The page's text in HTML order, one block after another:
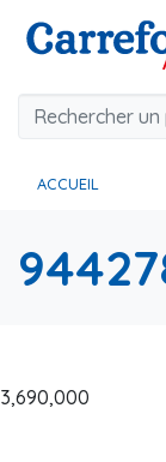
ACCUEIL
3,690,000